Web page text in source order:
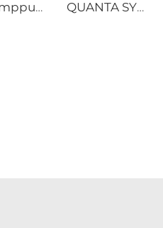
IPL-lamppu P2021-7×65×130 mm QUANTA SYSTEM